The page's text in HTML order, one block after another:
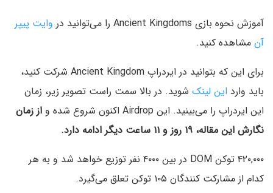
آموزش نحوه بازی Ancient Kingdoms را می‌توانید در
وایت پیپر
آن مشاهده کنید.
برای این که بتوانید در ایردراپ Ancient Kingdom شرکت کنید،
باید وارد این لینک شوید. در بالا سمت راست تصویر زیر، زمان
این ایردراپ را می‌بینید. این Airdrop اکنون شروع شده و
از زمان
نگارش این مقاله، ۱۹ روز و ۱۱ ساعت دیگر ادامه دارد.
۴۲۰,۰۰۰ توکن DOM در بین ۴۰۰۰ نفر توزیع خواهد شد و به هر
کدام از مشارکت کنندگان ۱۰۵ توکن تعلق می‌گیرد.